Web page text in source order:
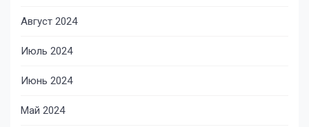
Август 2024
Июль 2024
Июнь 2024
Май 2024